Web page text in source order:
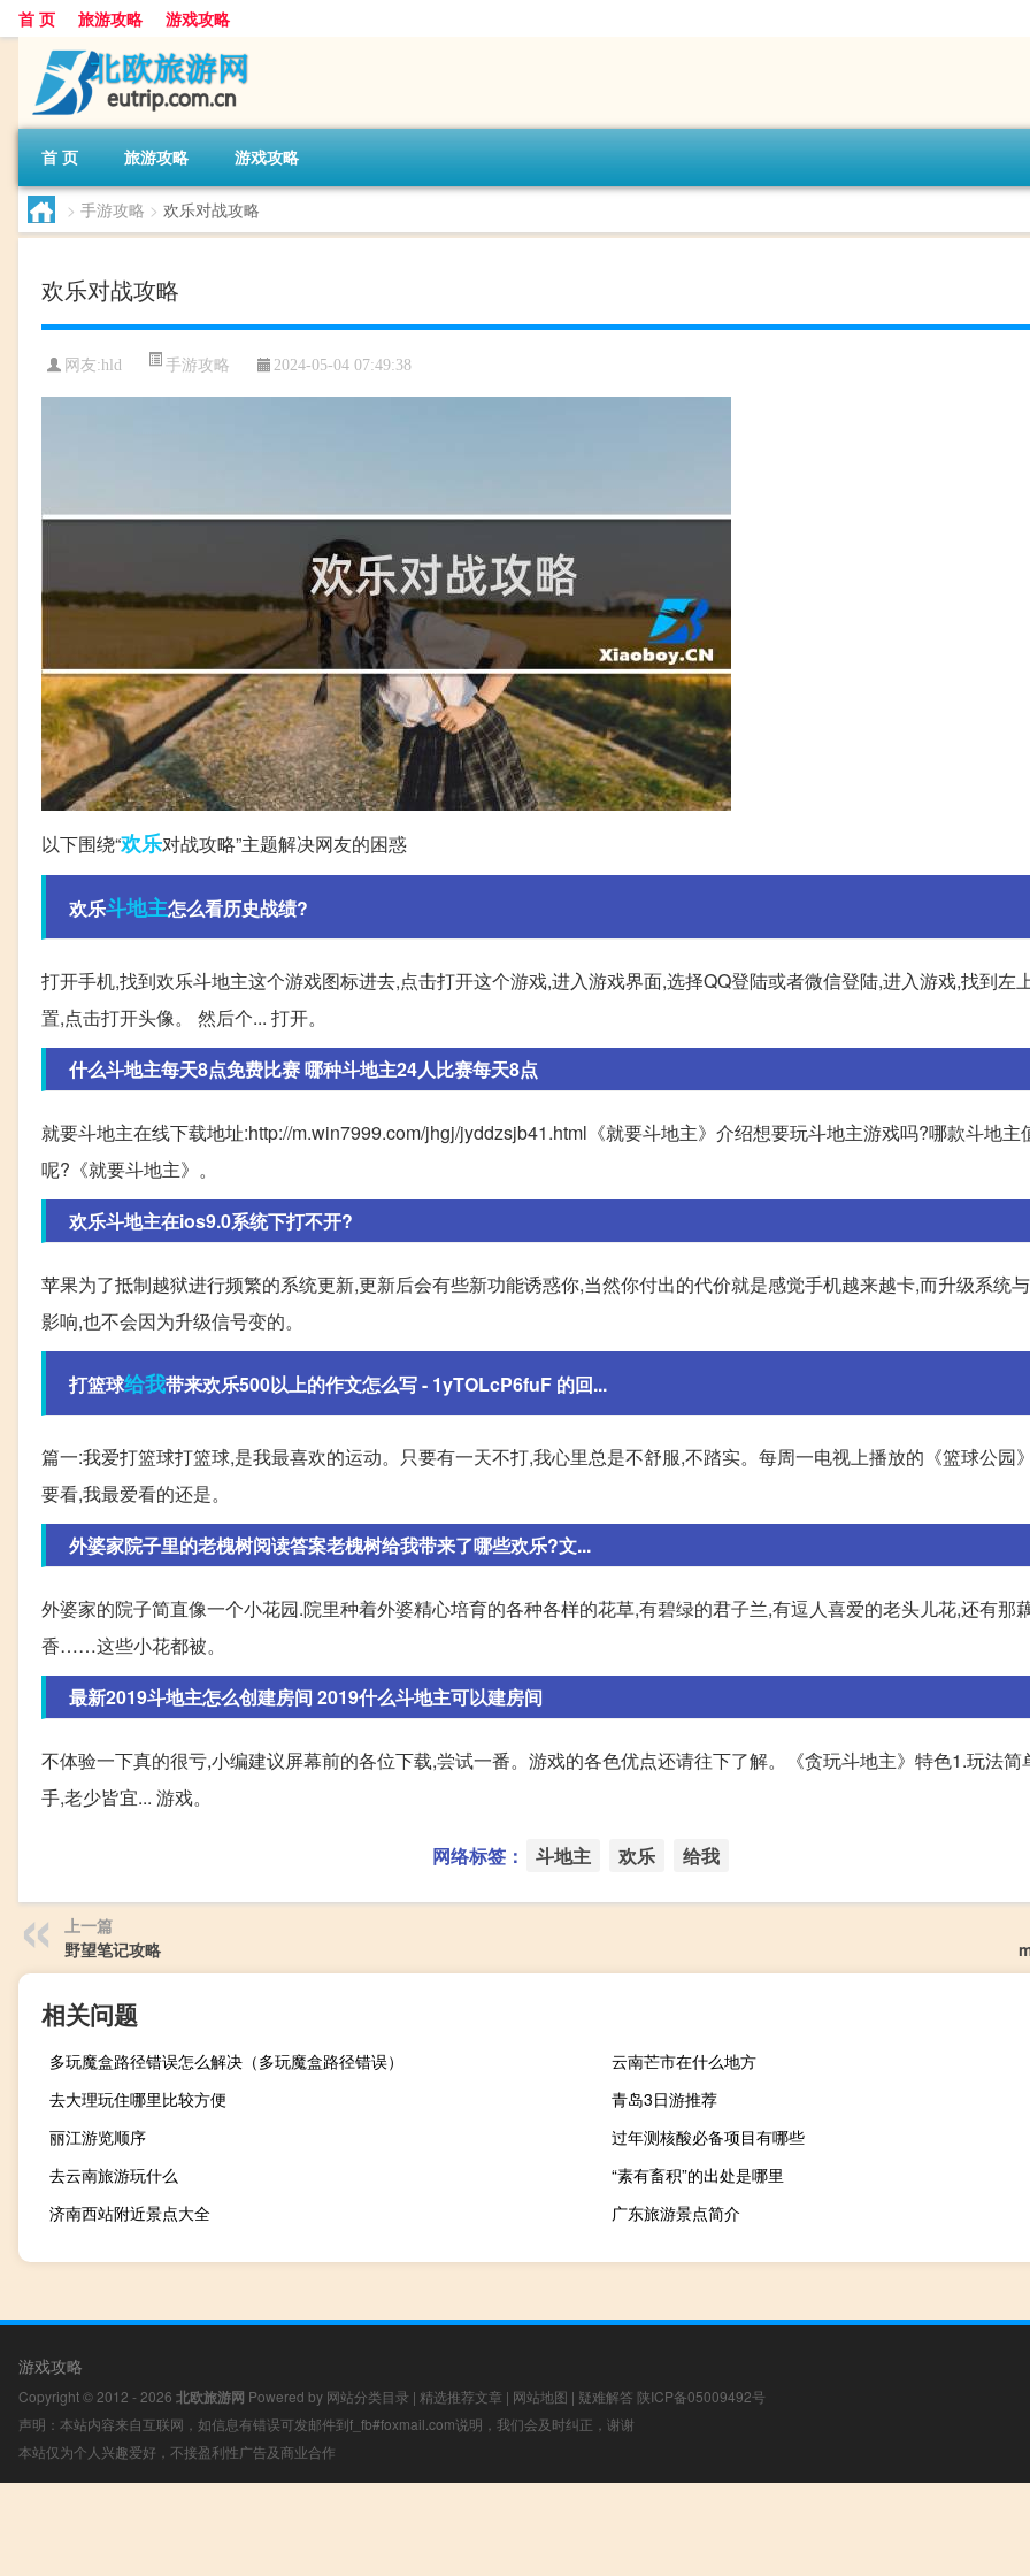
首 页 旅游攻略 游戏攻略
首 页 旅游攻略 游戏攻略
> 手游攻略 > 欢乐对战攻略
欢乐对战攻略
网友:hld 手游攻略 2024-05-04 07:49:38
以下围绕“欢乐对战攻略”主题解决网友的困惑
欢乐斗地主怎么看历史战绩?
打开手机,找到欢乐斗地主这个游戏图标进去,点击打开这个游戏,进入游戏界面,选择QQ登陆或者微信登陆,进入游戏,找到左
置,点击打开头像。 然后个... 打开。
什么斗地主每天8点免费比赛 哪种斗地主24人比赛每天8点
就要斗地主在线下载地址:http://m.win7999.com/jhgj/jyddzsjb41.html《就要斗地主》介绍想要玩斗地主游戏吗?哪款斗地主
呢?《就要斗地主》。
欢乐斗地主在ios9.0系统下打不开?
苹果为了抵制越狱进行频繁的系统更新,更新后会有些新功能诱惑你,当然你付出的代价就是感觉手机越来越卡,而升级系统
影响,也不会因为升级信号变的。
打篮球给我带来欢乐500以上的作文怎么写 - 1yTOLcP6fuF 的回...
篇一:我爱打篮球打篮球,是我最喜欢的运动。只要有一天不打,我心里总是不舒服,不踏实。每周一电视上播放的《篮球公园
要看,我最爱看的还是。
外婆家院子里的老槐树阅读答案老槐树给我带来了哪些欢乐?文...
外婆家的院子简直像一个小花园.院里种着外婆精心培育的各种各样的花草,有碧绿的君子兰,有逗人喜爱的老头儿花,还有那
香……这些小花都被。
最新2019斗地主怎么创建房间 2019什么斗地主可以建房间
不体验一下真的很亏,小编建议屏幕前的各位下载,尝试一番。游戏的各色优点还请往下了解。《贪玩斗地主》特色1.玩法简
手,老少皆宜... 游戏。
网络标签： 斗地主 欢乐 给我
上一篇
野望笔记攻略
相关问题
多玩魔盒路径错误怎么解决（多玩魔盒路径错误）
云南芒市在什么地方
去大理玩住哪里比较方便
青岛3日游推荐
丽江游览顺序
过年测核酸必备项目有哪些
去云南旅游玩什么
“素有畜积”的出处是哪里
济南西站附近景点大全
广东旅游景点简介
游戏攻略
Copyright © 2012 - 2026 北欧旅游网 Powered by 网站分类目录 | 精选推荐文章 | 网站地图 | 疑难解答 陕ICP备05009492号
声明：本站内容来自互联网，如信息有错误可发邮件到f_fb#foxmail.com说明，我们会及时纠正，谢谢
本站仅为个人兴趣爱好，不接盈利性广告及商业合作